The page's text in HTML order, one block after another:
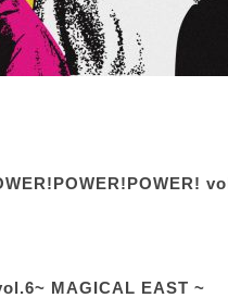
MAGICAL EAST ~